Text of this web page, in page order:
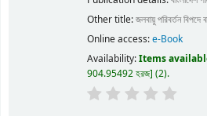
Other title:জলবায়ু পরিবর্তন বিপদে
Online access:e-Book
Availability:Items
904.95492 হরজ (2).